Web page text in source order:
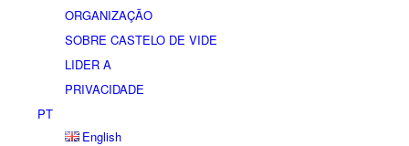
ORGANIZAÇÃO
SOBRE CASTELO DE VIDE
LIDER A
PRIVACIDADE
PT
English